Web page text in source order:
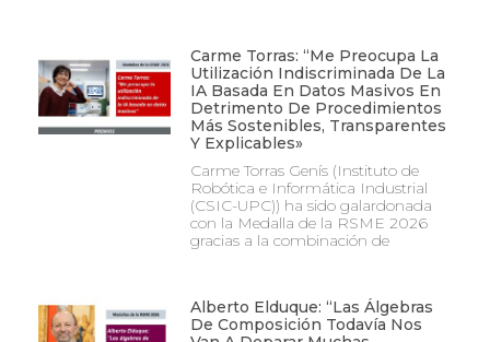
Carme Torras: “Me Preocupa La
Utilización Indiscriminada De La
IA Basada En Datos Masivos En
Detrimento De Procedimientos
Más Sostenibles, Transparentes
Y Explicables»
Carme Torras Genís (Instituto de
Robótica e Informática Industrial
(CSIC-UPC)) ha sido galardonada
con la Medalla de la RSME 2026
gracias a la combinación de
Alberto Elduque: “Las Álgebras
De Composición Todavía Nos